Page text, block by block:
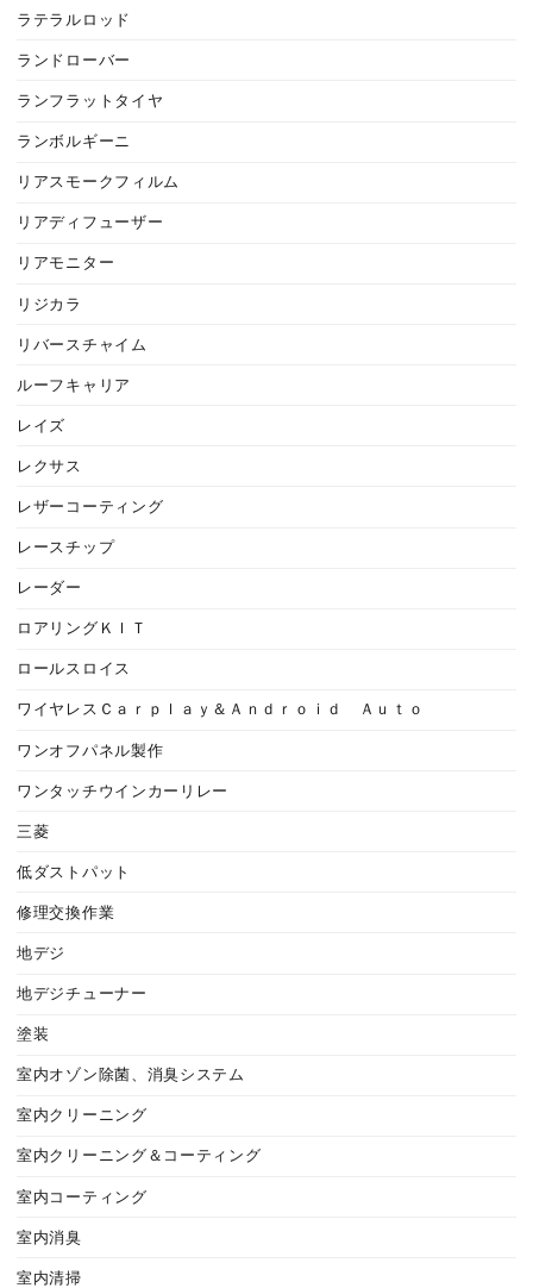
ラテラルロッド
ランドローバー
ランフラットタイヤ
ランボルギーニ
リアスモークフィルム
リアディフューザー
リアモニター
リジカラ
リバースチャイム
ルーフキャリア
レイズ
レクサス
レザーコーティング
レースチップ
レーダー
ロアリングＫＩＴ
ロールスロイス
ワイヤレスＣａｒｐｌａｙ＆Ａｎｄｒｏｉｄ Ａｕｔｏ
ワンオフパネル製作
ワンタッチウインカーリレー
三菱
低ダストパット
修理交換作業
地デジ
地デジチューナー
塗装
室内オゾン除菌、消臭システム
室内クリーニング
室内クリーニング＆コーティング
室内コーティング
室内消臭
室内清掃